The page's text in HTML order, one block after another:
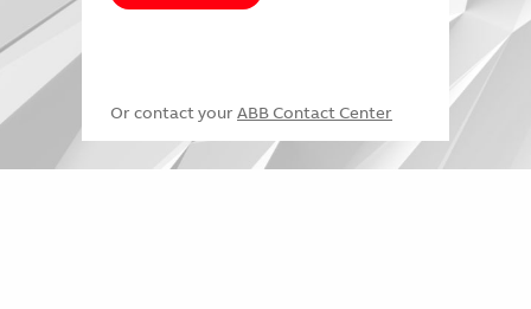
Or contact your ABB Contact Center